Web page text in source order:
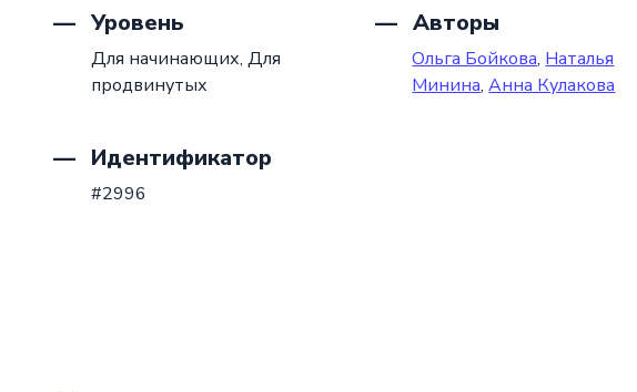
Уровень
Для начинающих, Для
продвинутых
Авторы
Ольга Бойкова, Наталья
Минина,Анна Кулакова
Идентификатор
#2996